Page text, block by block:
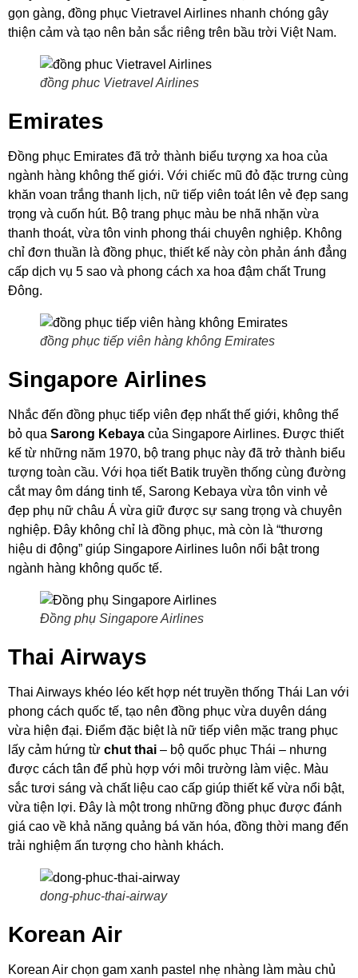
gọn gàng, đồng phục Vietravel Airlines nhanh chóng gây
thiện cảm và tạo nên bản sắc riêng trên bầu trời Việt Nam.
đồng phuc Vietravel Airlines
Emirates
Đồng phục Emirates đã trở thành biểu tượng xa hoa của
ngành hàng không thế giới. Với chiếc mũ đỏ đặc trưng cùng
khăn voan trắng thanh lịch, nữ tiếp viên toát lên vẻ đẹp sang
trọng và cuốn hút. Bộ trang phục màu be nhã nhặn vừa
thanh thoát, vừa tôn vinh phong thái chuyên nghiệp. Không
chỉ đơn thuần là đồng phục, thiết kế này còn phản ánh đẳng
cấp dịch vụ 5 sao và phong cách xa hoa đậm chất Trung
Đông.
đồng phục tiếp viên hàng không Emirates
Singapore Airlines
Nhắc đến đồng phục tiếp viên đẹp nhất thế giới, không thể
bỏ qua Sarong Kebaya của Singapore Airlines. Được thiết
kế từ những năm 1970, bộ trang phục này đã trở thành biểu
tượng toàn cầu. Với họa tiết Batik truyền thống cùng đường
cắt may ôm dáng tinh tế, Sarong Kebaya vừa tôn vinh vẻ
đẹp phụ nữ châu Á vừa giữ được sự sang trọng và chuyên
nghiệp. Đây không chỉ là đồng phục, mà còn là “thương
hiệu di động” giúp Singapore Airlines luôn nổi bật trong
ngành hàng không quốc tế.
Đồng phụ Singapore Airlines
Thai Airways
Thai Airways khéo léo kết hợp nét truyền thống Thái Lan với
phong cách quốc tế, tạo nên đồng phục vừa duyên dáng
vừa hiện đại. Điểm đặc biệt là nữ tiếp viên mặc trang phục
lấy cảm hứng từ chut thai – bộ quốc phục Thái – nhưng
được cách tân để phù hợp với môi trường làm việc. Màu
sắc tươi sáng và chất liệu cao cấp giúp thiết kế vừa nổi bật,
vừa tiện lợi. Đây là một trong những đồng phục được đánh
giá cao về khả năng quảng bá văn hóa, đồng thời mang đến
trải nghiệm ấn tượng cho hành khách.
dong-phuc-thai-airway
Korean Air
Korean Air chọn gam xanh pastel nhẹ nhàng làm màu chủ